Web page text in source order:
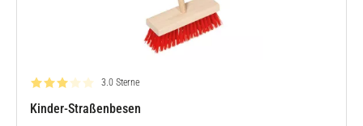
Bewertung: 3.0 von 5
3.0 Sterne
Kinder-Straßenbesen